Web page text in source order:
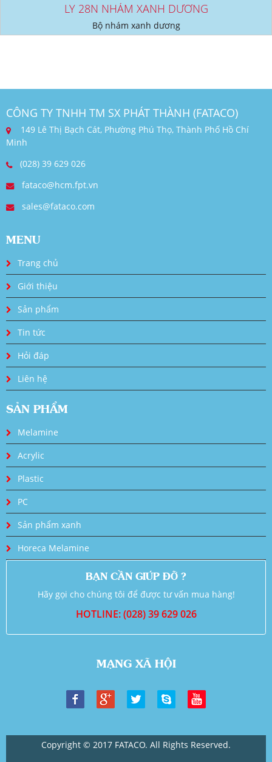
LY 28N NHÁM XANH DƯƠNG
Bộ nhám xanh dương
CÔNG TY TNHH TM SX PHÁT THÀNH (FATACO)
149 Lê Thị Bạch Cát, Phường Phú Thọ, Thành Phố Hồ Chí
Minh
(028) 39 629 026
fataco@hcm.fpt.vn
sales@fataco.com
MENU
Trang chủ
Giới thiệu
Sản phẩm
Tin tức
Hỏi đáp
Liên hệ
SẢN PHẨM
Melamine
Acrylic
Plastic
PC
Sản phẩm xanh
Horeca Melamine
BẠN CẦN GIÚP ĐỠ ?
Hãy gọi cho chúng tôi để được tư vấn mua hàng!
HOTLINE: (028) 39 629 026
MẠNG XÃ HỘI
Copyright © 2017 FATACO. All Rights Reserved.